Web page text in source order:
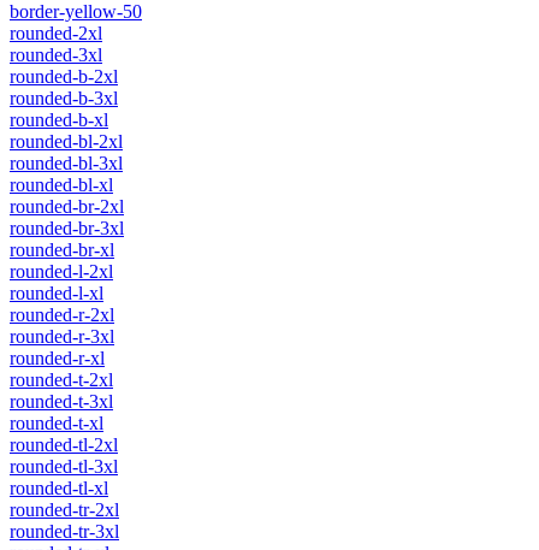
border-yellow-50
rounded-2xl
rounded-3xl
rounded-b-2xl
rounded-b-3xl
rounded-b-xl
rounded-bl-2xl
rounded-bl-3xl
rounded-bl-xl
rounded-br-2xl
rounded-br-3xl
rounded-br-xl
rounded-l-2xl
rounded-l-xl
rounded-r-2xl
rounded-r-3xl
rounded-r-xl
rounded-t-2xl
rounded-t-3xl
rounded-t-xl
rounded-tl-2xl
rounded-tl-3xl
rounded-tl-xl
rounded-tr-2xl
rounded-tr-3xl